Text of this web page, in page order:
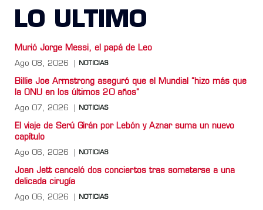
LO ULTIMO
Murió Jorge Messi, el papá de Leo
Ago 08, 2026 NOTICIAS
Billie Joe Armstrong aseguró que el Mundial “hizo más que
la ONU en los últimos 20 años”
Ago 07, 2026 NOTICIAS
El viaje de Serú Girán por Lebón y Aznar suma un nuevo
capítulo
Ago 06, 2026 NOTICIAS
Joan Jett canceló dos conciertos tras someterse a una
delicada cirugía
Ago 06, 2026 NOTICIAS